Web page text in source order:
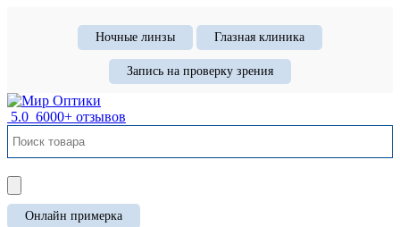
Ночные линзы Глазная клиника
Запись на проверку зрения
5.0 6000+ отзывов
Онлайн примерка